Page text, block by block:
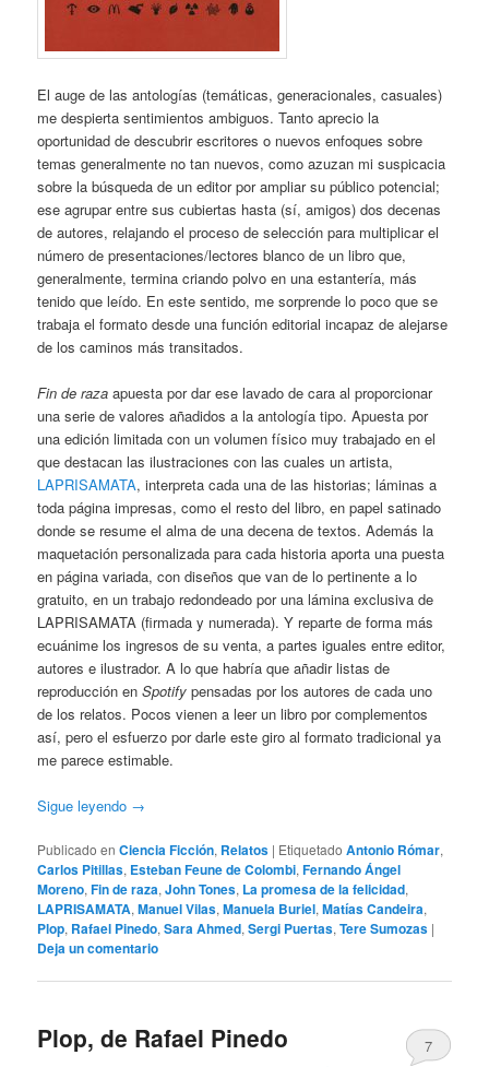
El auge de las antologías (temáticas, generacionales, casuales)
me despierta sentimientos ambiguos. Tanto aprecio la
oportunidad de descubrir escritores o nuevos enfoques sobre
temas generalmente no tan nuevos, como azuzan mi suspicacia
sobre la búsqueda de un editor por ampliar su público potencial;
ese agrupar entre sus cubiertas hasta (sí, amigos) dos decenas
de autores, relajando el proceso de selección para multiplicar el
número de presentaciones/lectores blanco de un libro que,
generalmente, termina criando polvo en una estantería, más
tenido que leído. En este sentido, me sorprende lo poco que se
trabaja el formato desde una función editorial incapaz de alejarse
de los caminos más transitados.
Fin de raza apuesta por dar ese lavado de cara al proporcionar
una serie de valores añadidos a la antología tipo. Apuesta por
una edición limitada con un volumen físico muy trabajado en el
que destacan las ilustraciones con las cuales un artista,
LAPRISAMATA, interpreta cada una de las historias; láminas a
toda página impresas, como el resto del libro, en papel satinado
donde se resume el alma de una decena de textos. Además la
maquetación personalizada para cada historia aporta una puesta
en página variada, con diseños que van de lo pertinente a lo
gratuito, en un trabajo redondeado por una lámina exclusiva de
LAPRISAMATA (firmada y numerada). Y reparte de forma más
ecuánime los ingresos de su venta, a partes iguales entre editor,
autores e ilustrador. A lo que habría que añadir listas de
reproducción enSpotify pensadas por los autores de cada uno
de los relatos. Pocos vienen a leer un libro por complementos
así, pero el esfuerzo por darle este giro al formato tradicional ya
me parece estimable.
Sigue leyendo →
Publicado en Ciencia Ficción, Relatos | Etiquetado Antonio Rómar,
Carlos Pitillas, Esteban Feune de Colombi,Fernando Ángel
Moreno,Fin de raza,John Tones, La promesa de la felicidad,
LAPRISAMATA,Manuel Vilas,Manuela Buriel,Matías Candeira,
Plop, Rafael Pinedo,Sara Ahmed,Sergi Puertas,Tere Sumozas |
Deja un comentario
Plop, de Rafael Pinedo 7